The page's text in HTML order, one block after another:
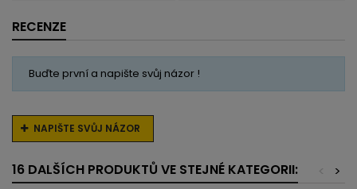
RECENZE
Buďte první a napište svůj názor !
NAPIŠTE SVŮJ NÁZOR
16 DALŠÍCH PRODUKTŮ VE STEJNÉ KATEGORII: >
<